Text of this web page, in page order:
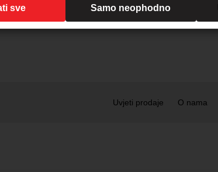
Uvjeti prodaje O nama
sve Samo neophodno